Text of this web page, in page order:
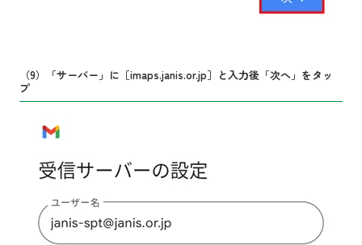
（9）「サーバー」に［imaps.janis.or.jp］と入力後「次へ」をタッ
プ